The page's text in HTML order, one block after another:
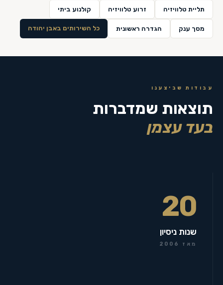
תליית טלוויזיה זרוע טלוויזיה קולנוע ביתי
מסך ענק הגדרה ראשונית כל השירותים באבן יהודה
עבודות שביצענו
תוצאות שמדברות
בעד עצמן
20
שנות ניסיון
מאז 2006